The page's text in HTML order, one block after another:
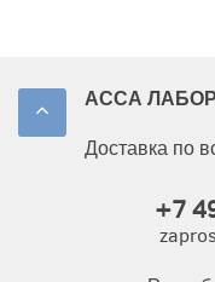
АССА
Доставка по
+7